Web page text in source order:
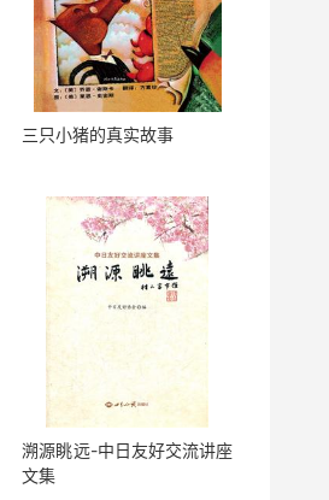
三只小猪的真实故事
溯源眺远-中日友好交流讲座
文集